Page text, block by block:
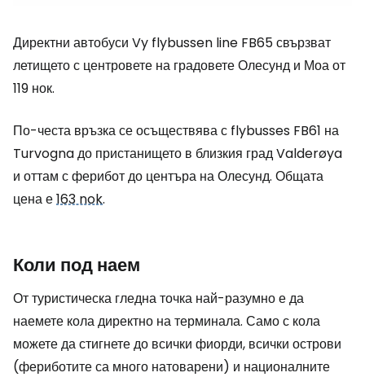
Директни автобуси Vy flybussen line FB65 свързват
летището с центровете на градовете Олесунд и Моа от
119 нок.
По-честа връзка се осъществява с flybusses FB61 на
Turvogna до пристанището в близкия град Valderøya
и оттам с ферибот до центъра на Олесунд. Общата
цена е163 nok.
Коли под наем
От туристическа гледна точка най-разумно е да
наемете кола директно на терминала. Само с кола
можете да стигнете до всички фиорди, всички острови
(фериботите са много натоварени) и националните